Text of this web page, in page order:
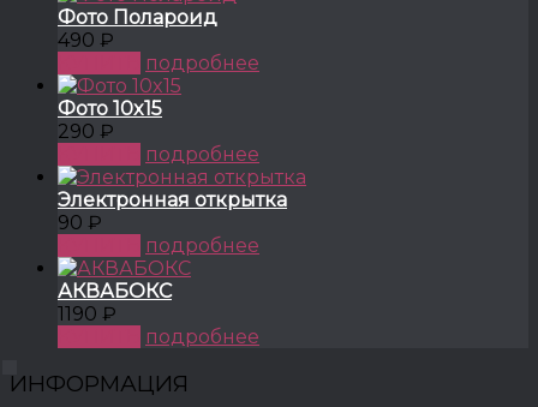
Фото Полароид
490 ₽
подробнее
Фото 10x15
290 ₽
подробнее
Электронная открытка
90 ₽
подробнее
АКВАБОКС
1190 ₽
подробнее
ИНФОРМАЦИЯ